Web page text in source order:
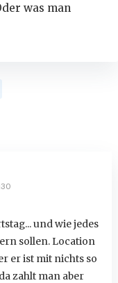
was man
und wie jedes
sollen. Location
er ist mit nichts so
zahlt man aber